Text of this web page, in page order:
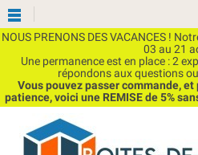
NOUS PRENONS DES VACANCES !
03 au 21
Une permanence est en place : 2
répondons aux questions
Vous pouvez passer commande,
patience, voici une REMISE de 5%